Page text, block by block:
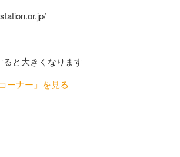
と大きくなります
ーナー」を見る